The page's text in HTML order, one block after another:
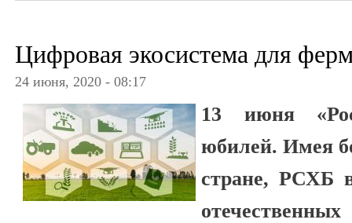
Цифровая экосистема для
24 июня, 2020 - 08:17
13 июня
юбилей. Имея
стране, РСХБ